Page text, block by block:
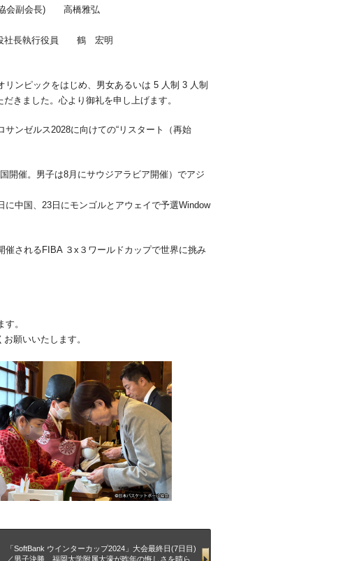
協会副会長) 高橋雅弘
役社長執行役員 鶴 宏明
ンピックをはじめ、男女あるいは 5 人制 3 人制
きました。心より御礼を申し上げます。
ンゼルス2028に向けての“リスタート（再始
開催。男子は8月にサウジアラビア開催）でアジ
中国、23日にモンゴルとアウェイで予選Window
催されるFIBA ３x３ワールドカップで世界に挑み
。
願いいたします。
「SoftBank ウインターカップ2024」大会最終日(7日目)
／男子決勝 福岡大学附属大濠が昨年の悔しさを晴ら